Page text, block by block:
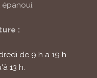
:
de 9 h a 19 h
13 h.